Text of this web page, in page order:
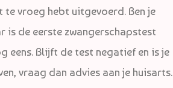
vroeg hebt uitgevoerd. Ben je
is de eerste zwangerschapstest
eens. Blijft de test negatief en is je
vraag dan advies aan je huisarts.